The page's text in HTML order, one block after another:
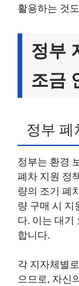
활용하는 것
정부
조금
정부 폐
정부는 환경
폐차 지원 정
량의 조기 폐
량 구매 시 지
다. 이는 대기
합니다.
각 지자체별
으므로, 자신